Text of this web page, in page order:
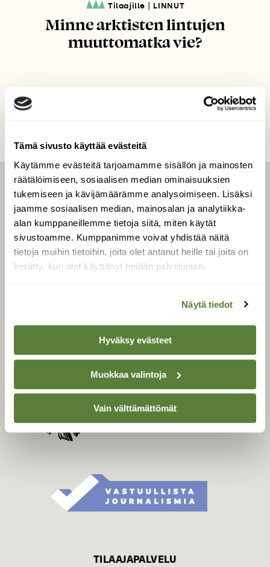
Tämä sivusto käyttää evästeitä
Käytämme evästeitä tarjoamamme sisällön ja mainosten
räätälöimiseen, sosiaalisen median ominaisuuksien
tukemiseen ja kävijämäärämme analysoimiseen. Lisäksi
jaamme sosiaalisen median, mainosalan ja analytiikka-
alan kumppaneillemme tietoja siitä, miten käytät
sivustoamme. Kumppanimme voivat yhdistää näitä
tietoja muihin tietoihin, joita olet antanut heille tai joita on
kerätty, kun olet käyttänyt heidän palvelujaan.
Näytä tiedot
Hyväksy evästeet
Muokkaa valintoja
Vain välttämättömät
Tilaajille LINNUT
Minne arktisten lintujen
muuttomatka vie?
LEHTI
Uusin lehti
Tilaa Suomen Luonto
Tilaa digilukuoikeus
Äänestä parasta juttua
SUOMEN LUONNON­
SUOJELU­LIITTO
Suomen Luonto -lehden
kustantaja onSuomen
TILAAJAPALVELU